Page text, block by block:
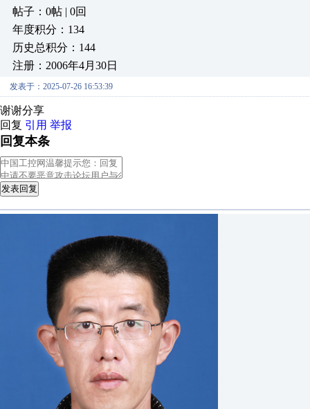
帖子：0帖 | 0回
年度积分：134
历史总积分：144
注册：2006年4月30日
发表于：2025-07-26 16:53:39
谢谢分享
回复 引用 举报
回复本条
发表回复